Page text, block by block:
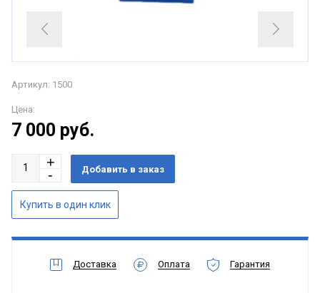
Артикул: 1500
Цена:
7 000 руб.
Доставка Оплата Гарантия